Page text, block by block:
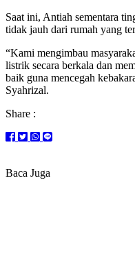
Saat ini, Antiah sementara
tidak jauh dari rumah yang
“Kami mengimbau
listrik secara berkala dan
baik guna mencegah
Syahrizal.
Share :
Baca Juga